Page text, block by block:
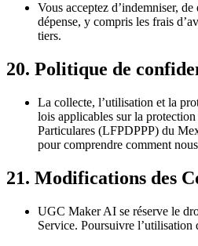
Vous acceptez d’indemniser,
dépense, y compris les frais
tiers.
20. Politique de
La collecte, l’utilisation et la
lois applicables sur la
Particulares (LFPDPPP) du
pour comprendre comment
21. Modifications des
UGC Maker AI se réserve le
Service. Poursuivre l’utilisation